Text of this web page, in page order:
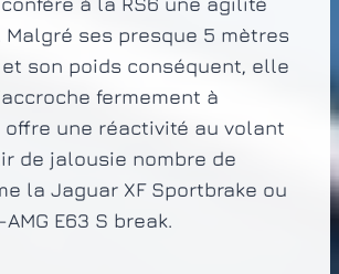
Malgré ses presque 5 mètres
son poids conséquent, elle
fermement à
offre une réactivité au volant
de jalousie nombre de
la Jaguar XF Sportbrake ou
E63 S break.